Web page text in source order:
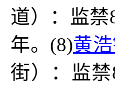
道）：监禁
年。 (8)黄
街）：监禁